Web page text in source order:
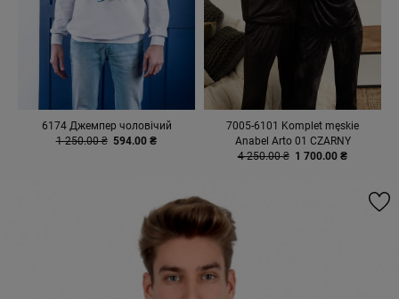
6174 Джемпер чоловічий
1 250.00 ₴ 594.00 ₴
7005-6101 Komplet męskie
Anabel Arto 01 CZARNY
4 250.00 ₴ 1 700.00 ₴